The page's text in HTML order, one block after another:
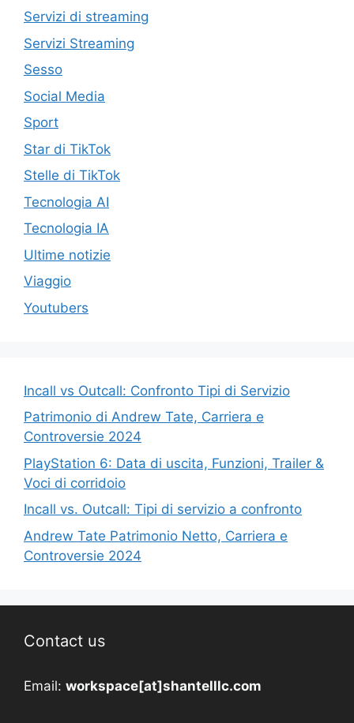
Servizi di streaming
Servizi Streaming
Sesso
Social Media
Sport
Star di TikTok
Stelle di TikTok
Tecnologia AI
Tecnologia IA
Ultime notizie
Viaggio
Youtubers
Incall vs Outcall: Confronto Tipi di Servizio
Patrimonio di Andrew Tate, Carriera e
Controversie 2024
PlayStation 6: Data di uscita, Funzioni, Trailer &
Voci di corridoio
Incall vs. Outcall: Tipi di servizio a confronto
Andrew Tate Patrimonio Netto, Carriera e
Controversie 2024
Contact us
Email: workspace[at]shantelllc.com